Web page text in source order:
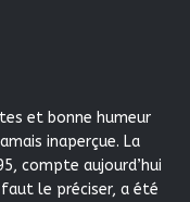
et bonne humeur
inaperçue. La
compte aujourd’hui
le préciser, a été